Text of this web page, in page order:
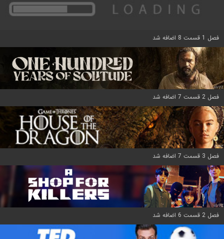
فصل 1 قسمت 8 اضافه شد
فصل 2 قسمت 7 اضافه شد
فصل 3 قسمت 7 اضافه شد
فصل 2 قسمت 6 اضافه شد